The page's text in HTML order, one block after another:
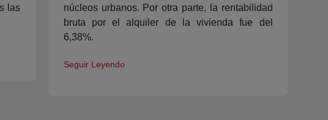
las
núcleos urbanos. Por otra parte, la rentabilidad
bruta por el alquiler de la vivienda fue del
6,38%.
Seguir Leyendo